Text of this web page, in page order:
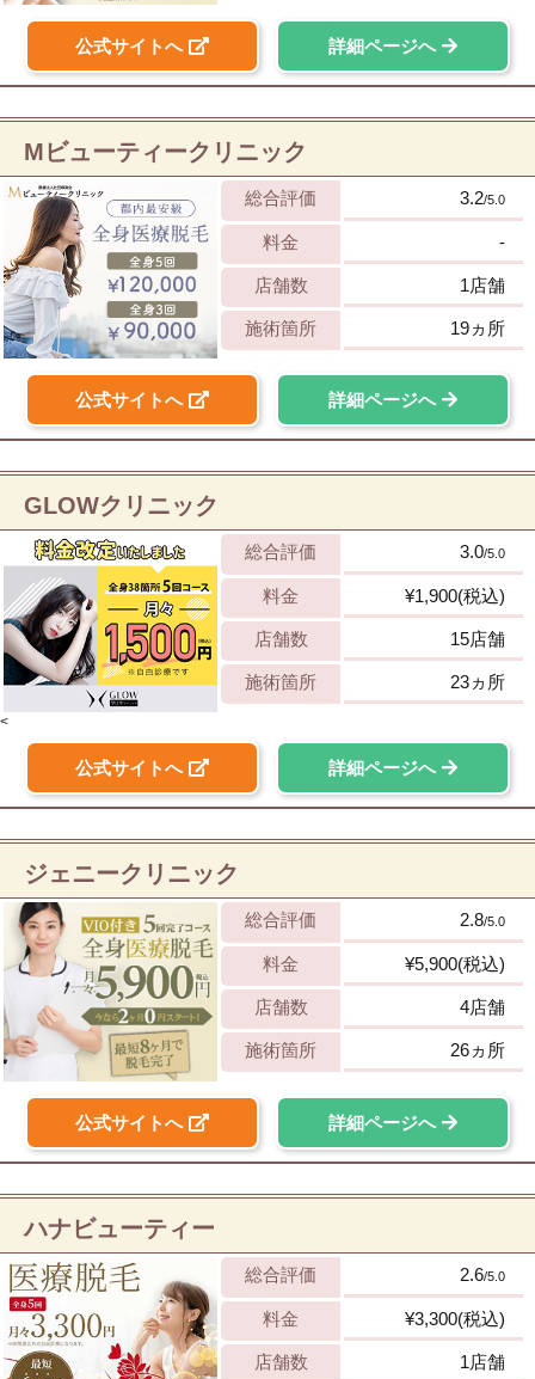
公式サイトへ 詳細ページへ
Mビューティークリニック
総合評価 3.2/5.0
料金 -
店舗数 1店舗
施術箇所 19ヵ所
公式サイトへ 詳細ページへ
GLOWクリニック
総合評価 3.0/5.0
料金 ¥1,900(税込)
店舗数 15店舗
施術箇所 23ヵ所
<
公式サイトへ 詳細ページへ
ジェニークリニック
総合評価 2.8/5.0
料金 ¥5,900(税込)
店舗数 4店舗
施術箇所 26ヵ所
公式サイトへ 詳細ページへ
ハナビューティー
総合評価 2.6/5.0
料金 ¥3,300(税込)
店舗数 1店舗